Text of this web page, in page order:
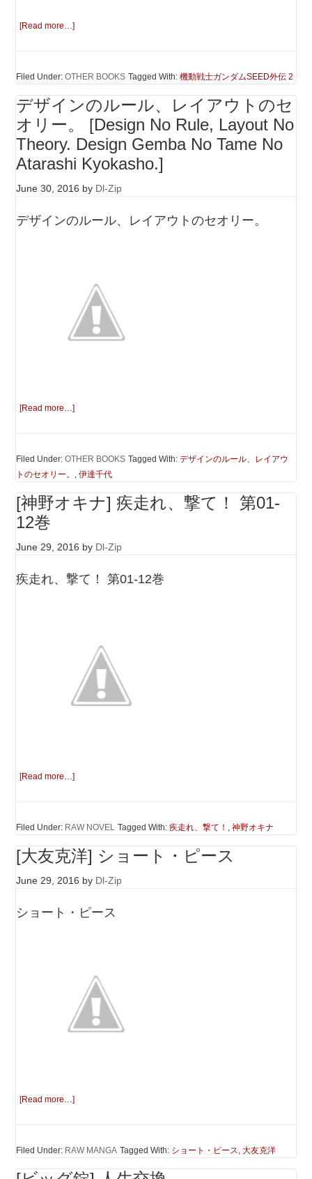
[Read more…]
Filed Under:OTHER BOOKS Tagged With:機動戦士ガンダムSEED外伝 2
デザインのルール、レイアウトのセ
オリー。 [Design No Rule, Layout No
Theory. Design Gemba No Tame No
Atarashi Kyokasho.]
June 30, 2016 by Dl-Zip
デザインのルール、レイアウトのセオリー。
[Read more…]
Filed Under:OTHER BOOKS Tagged With:デザインのルール、レイアウ
トのセオリー。 ,伊達千代
[神野オキナ] 疾走れ、撃て！ 第01-
12巻
June 29, 2016 by Dl-Zip
疾走れ、撃て！ 第01-12巻
[Read more…]
Filed Under: RAW NOVEL Tagged With:疾走れ、撃て！ ,神野オキナ
[大友克洋] ショート・ピース
June 29, 2016 by Dl-Zip
ショート・ピース
[Read more…]
Filed Under: RAW MANGA Tagged With: ショート・ピース,大友克洋